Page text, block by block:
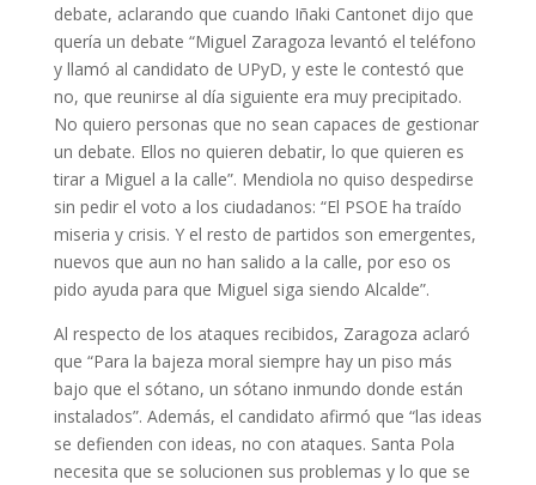
debate, aclarando que cuando Iñaki Cantonet dijo que
quería un debate “Miguel Zaragoza levantó el teléfono
y llamó al candidato de UPyD, y este le contestó que
no, que reunirse al día siguiente era muy precipitado.
No quiero personas que no sean capaces de gestionar
un debate. Ellos no quieren debatir, lo que quieren es
tirar a Miguel a la calle”. Mendiola no quiso despedirse
sin pedir el voto a los ciudadanos: “El PSOE ha traído
miseria y crisis. Y el resto de partidos son emergentes,
nuevos que aun no han salido a la calle, por eso os
pido ayuda para que Miguel siga siendo Alcalde”.
Al respecto de los ataques recibidos, Zaragoza aclaró
que “Para la bajeza moral siempre hay un piso más
bajo que el sótano, un sótano inmundo donde están
instalados”. Además, el candidato afirmó que “las ideas
se defienden con ideas, no con ataques. Santa Pola
necesita que se solucionen sus problemas y lo que se